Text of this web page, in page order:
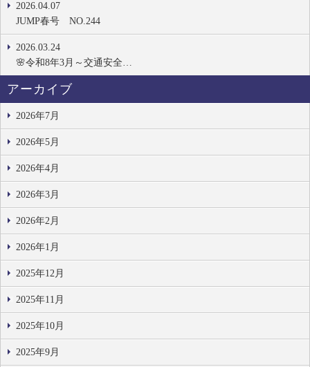
2026.04.07
JUMP春号 NO.244
2026.03.24
🌸令和8年3月～交通安全…
アーカイブ
2026年7月
2026年5月
2026年4月
2026年3月
2026年2月
2026年1月
2025年12月
2025年11月
2025年10月
2025年9月